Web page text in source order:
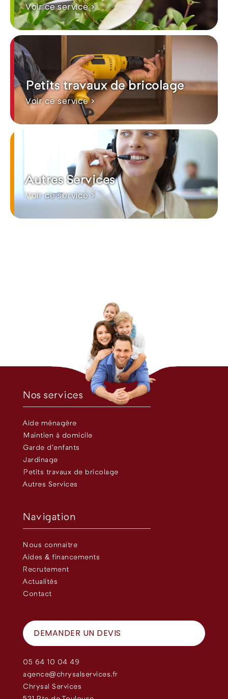
Voir ce service >
Petits travaux de bricolage
Voir ce service >
Autres Services
Voir ce service >
Nos services
Aide ménagère
Maintien à domicile
Garde d’enfants
Jardinage
Petits travaux de bricolage
Autres Services
Navigation
Nous connaître
Aides & financements
Recrutement
Actualités
Contact
DEMANDER UN DEVIS
05 64 10 04 49
agence@chrysalservices.fr
Chrysal Services